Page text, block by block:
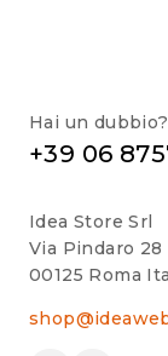
Hai un
+39 06
Idea Store Srl
Via Pindaro 28
00125 Roma